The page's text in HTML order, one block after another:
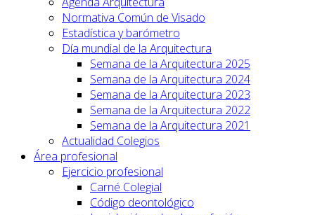
Normativa Común de Visado
Estadística y barómetro
Día mundial de la Arquitectura
Semana de la Arquitectura 2025
Semana de la Arquitectura 2024
Semana de la Arquitectura 2023
Semana de la Arquitectura 2022
Semana de la Arquitectura 2021
Actualidad Colegios
Área profesional
Ejercicio profesional
Carné Colegial
Código deontológico